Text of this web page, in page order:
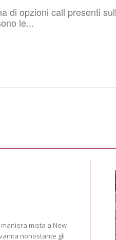
di opzioni call presenti
le...
mista a New
nonostante gli